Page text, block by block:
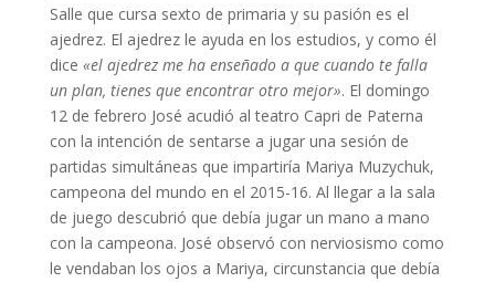
Salle que cursa sexto de primaria y su pasión es el
ajedrez. El ajedrez le ayuda en los estudios, y como él
dice «el ajedrez me ha enseñado a que cuando te falla
un plan, tienes que encontrar otro mejor». El domingo
12 de febrero José acudió al teatro Capri de Paterna
con la intención de sentarse a jugar una sesión de
partidas simultáneas que impartiría Mariya Muzychuk,
campeona del mundo en el 2015-16. Al llegar a la sala
de juego descubrió que debía jugar un mano a mano
con la campeona. José observó con nerviosismo como
le vendaban los ojos a Mariya, circunstancia que debía